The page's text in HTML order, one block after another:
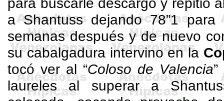
aShantussdejando 78”1 para
semanas después y de nuevo
su cabalgadura intervino en la
tocó ver al “Coloso de Valencia”
laureles al superar a